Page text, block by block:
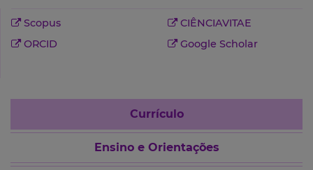
Scopus
CIÊNCIAVITAE
ORCID
Google Scholar
Currículo
Ensino e Orientações